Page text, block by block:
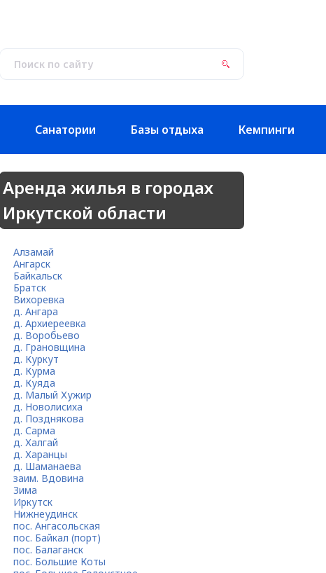
Санатории Базы отдыха Кемпинги
Аренда жилья в городах
Иркутской области
Алзамай
Ангарск
Байкальск
Братск
Вихоревка
д. Ангара
д. Архиереевка
д. Воробьево
д. Грановщина
д. Куркут
д. Курма
д. Куяда
д. Малый Хужир
д. Новолисиха
д. Позднякова
д. Сарма
д. Халгай
д. Харанцы
д. Шаманаева
заим. Вдовина
Зима
Иркутск
Нижнеудинск
пос. Ангасольская
пос. Байкал (порт)
пос. Балаганск
пос. Большие Коты